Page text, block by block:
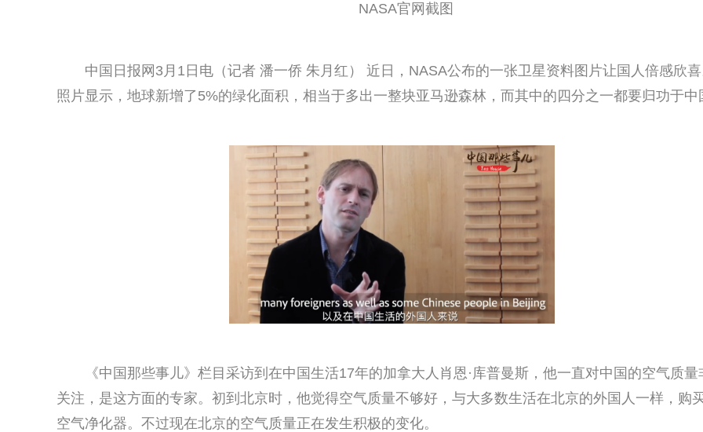
NASA官网截图
中国日报网3月1日电（记者 潘一侨 朱月红） 近日，NASA公布的一张卫星资料图片让国人倍感欣
照片显示，地球新增了5%的绿化面积，相当于多出一整块亚马逊森林，而其中的四分之一都要归功于中
《中国那些事儿》栏目采访到在中国生活17年的加拿大人肖恩·库普曼斯，他一直对中国的空气质量
关注，是这方面的专家。初到北京时，他觉得空气质量不够好，与大多数生活在北京的外国人一样，购
空气净化器。不过现在北京的空气质量正在发生积极的变化。